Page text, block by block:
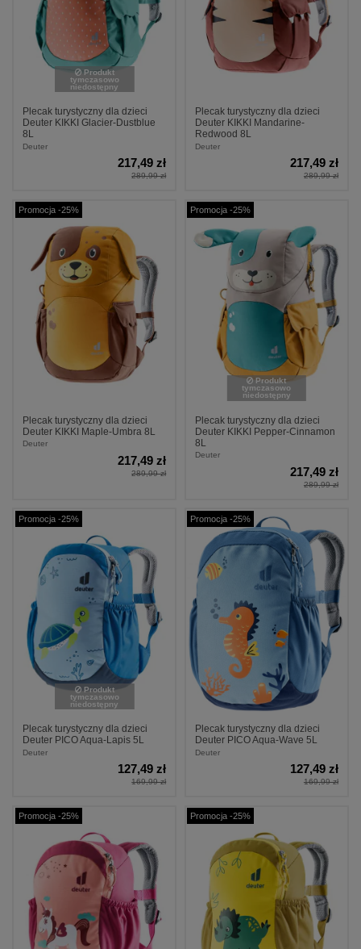
Produkt
tymczasowo
niedostępny
Plecak turystyczny dla dzieci
Deuter KIKKI Glacier-Dustblue
8L
Deuter
217,49 zł
289,99 zł
Plecak turystyczny dla dzieci
Deuter KIKKI Mandarine-
Redwood 8L
Deuter
217,49 zł
289,99 zł
Promocja -25%
Plecak turystyczny dla dzieci
Deuter KIKKI Maple-Umbra 8L
Deuter
217,49 zł
289,99 zł
Promocja -25%
Produkt
tymczasowo
niedostępny
Plecak turystyczny dla dzieci
Deuter KIKKI Pepper-Cinnamon
8L
Deuter
217,49 zł
289,99 zł
Promocja -25%
Produkt
tymczasowo
niedostępny
Plecak turystyczny dla dzieci
Deuter PICO Aqua-Lapis 5L
Deuter
127,49 zł
169,99 zł
Promocja -25%
Plecak turystyczny dla dzieci
Deuter PICO Aqua-Wave 5L
Deuter
127,49 zł
169,99 zł
Promocja -25% Promocja -25%